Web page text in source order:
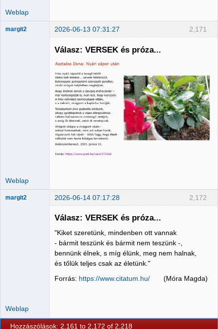
Weblap
2,171
margit2 2026-06-13 07:31:27
Válasz: VERSEK és próza...
Weblap
2,172
margit2 2026-06-14 07:17:28
Válasz: VERSEK és próza...
"Kiket szeretünk, mindenben ott vannak
- bármit teszünk és bármit nem teszünk -,
bennünk élnek, s míg élünk, meg nem halnak,
és tőlük teljes csak az életünk."
Forrás: https://www.citatum.hu/ (Móra Magda)
Weblap
Hozzászólások: 2,161 to 2,172 of 2,218